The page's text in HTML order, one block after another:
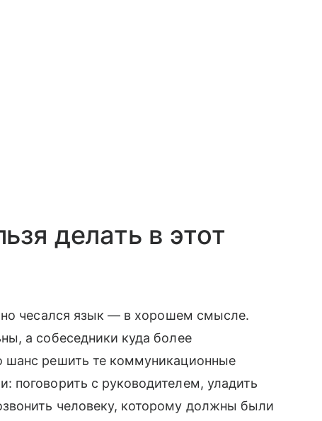
делать в этот
чесался язык — в хорошем смысле.
а собеседники куда более
шанс решить те коммуникационные
поговорить с руководителем, уладить
человеку, которому должны были